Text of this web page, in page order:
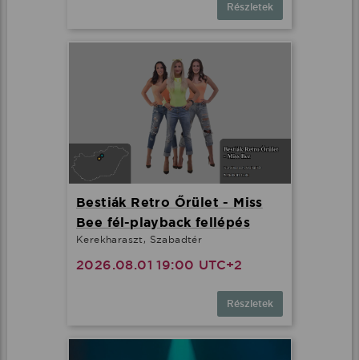
Részletek
Bestiák Retro Őrület - Miss
Bee fél-playback fellépés
Kerekharaszt, Szabadtér
2026.08.01 19:00 UTC+2
Részletek